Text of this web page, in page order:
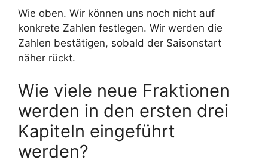
Wie oben. Wir können uns noch nicht auf
konkrete Zahlen festlegen. Wir werden die
Zahlen bestätigen, sobald der Saisonstart
näher rückt.
Wie viele neue Fraktionen
werden in den ersten drei
Kapiteln eingeführt
werden?